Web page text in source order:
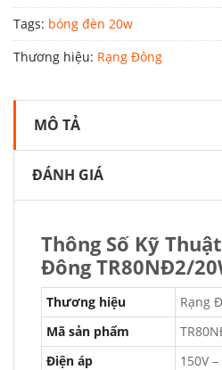
Tags: bóng đèn 20w
Thương hiệu: Rạng Đông
MÔ TẢ
ĐÁNH GIÁ
Thông Số Kỹ
Đông TR80NĐ2/
Thương hiệu
Rạng
Mã sản phẩm
Điện áp
150V